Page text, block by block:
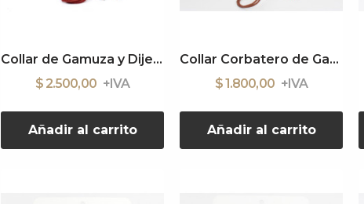
Collar de Gamuza y Dije Acrílico
$ 2.500,00
Añadir al carrito
Collar Corbatero de Gamuzas
$ 1.800,00
Añadir al carrito